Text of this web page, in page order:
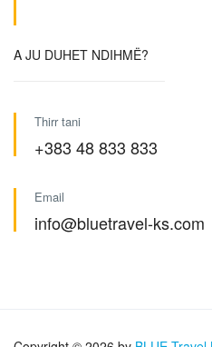
A JU DUHET NDIHMË?
Thirr tani
+383 48 833 833
Email
info@bluetravel-ks.com